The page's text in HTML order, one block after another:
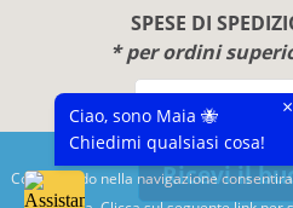
Questo sito utilizza cookies
Continuando nella navigazione
SPESE DI
* per ordini
Ricevi il
Diritto di
Privacy
Benessere e
Ciao, sono Maia 🐝
Chiedimi qualsiasi cosa!
×